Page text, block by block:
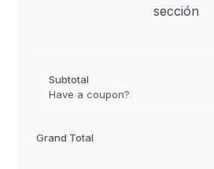
sección
Subtotal
Have a coupon?
Grand Total